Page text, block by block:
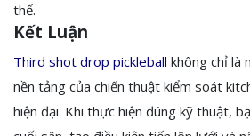
thế.
Kết Luận
Third shot drop pickleball không chỉ là
nền tảng của chiến thuật kiểm soát
hiện đại. Khi thực hiện đúng kỹ thuật,